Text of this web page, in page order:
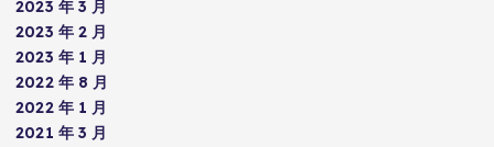
2023 年 3 月
2023 年 2 月
2023 年 1 月
2022 年 8 月
2022 年 1 月
2021 年 3 月